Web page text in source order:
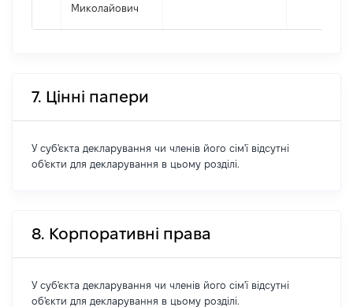
Миколайович
7. Цінні папери
У суб'єкта декларування чи членів його сім'ї відсутні
об'єкти для декларування в цьому розділі.
8. Корпоративні права
У суб'єкта декларування чи членів його сім'ї відсутні
об'єкти для декларування в цьому розділі.